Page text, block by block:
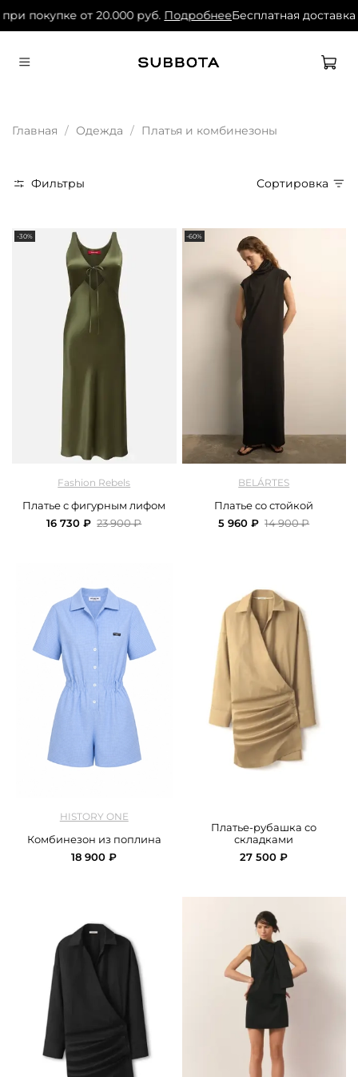
покупке от 20.000 руб.ПодробнееБесплатная доставка
Главная Одежда Платья и комбинезоны
Фильтры Сортировка
-30%
Fashion Rebels
Платье с фигурным лифом
16 730 ₽ 23 900 ₽
-60%
BELÁRTES
Платье со стойкой
5 960 ₽ 14 900 ₽
HISTORY ONE
Комбинезон из поплина
18 900 ₽
Платье-рубашка со
складками
27 500 ₽